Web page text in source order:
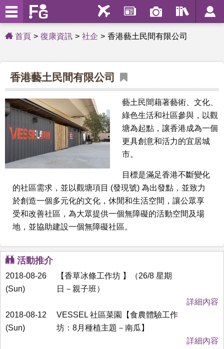
首頁 復康資訊 社企 香港藝土民間有限公司
香港藝土民間有限公司
藝土民間藉著藝術、文化、
綠色生活和社區參與，以觀
塘為起點，讓香港成為一個
更具創意和活力的宜居城
市。
目標是滿足香港不斷變化
的社區需求，並以觀塘項目 (發現號) 為出發點，並致力
於創造一個多元化的文化，休閒和生活空間，讓公眾享
受和改善社區，為大眾提供一個無障礙的活動空間及場
地，並協助建設一個無障礙社區。
活動推介
2018-08-26
(Sun)
【香草冰條工作坊 】（26/8 星期
日－親子班）
詳細內容
2018-08-12
(Sun)
VESSEL 社區菜園【食農體驗工作
坊：8月種植主題－南瓜】
詳細內容